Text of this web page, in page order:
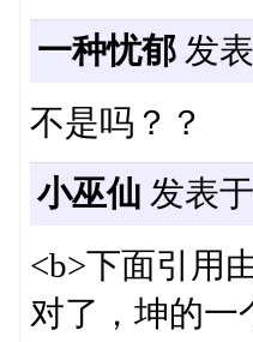
一种忧郁发表
不是吗？？
小巫仙 发表
<b>下面引用
对了，坤的一